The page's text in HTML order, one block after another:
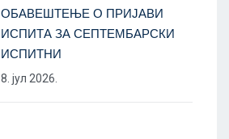
ОБАВЕШТЕЊЕ О ПРИЈАВИ
ИСПИТА ЗА СЕПТЕМБАРСКИ
ИСПИТНИ
8. јул 2026.